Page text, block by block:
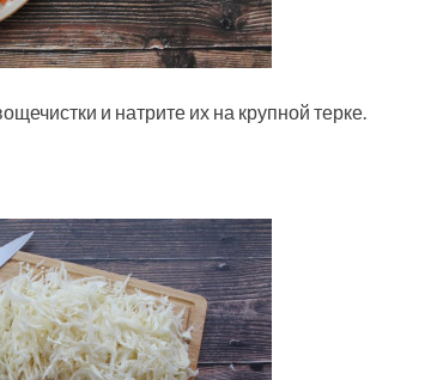
и натрите их на крупной терке.